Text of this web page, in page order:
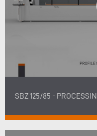
SBZ 125/85 -